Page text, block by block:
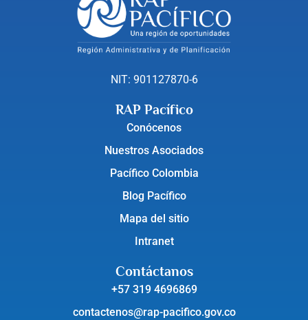
NIT: 901127870-6
RAP Pacífico
Conócenos
Nuestros Asociados
Pacífico Colombia
Blog Pacífico
Mapa del sitio
Intranet
Contáctanos
+57 319 4696869
contactenos@rap-pacifico.gov.co